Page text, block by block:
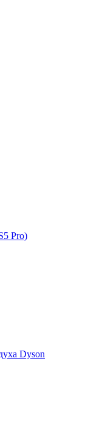
Pro)
Dyson